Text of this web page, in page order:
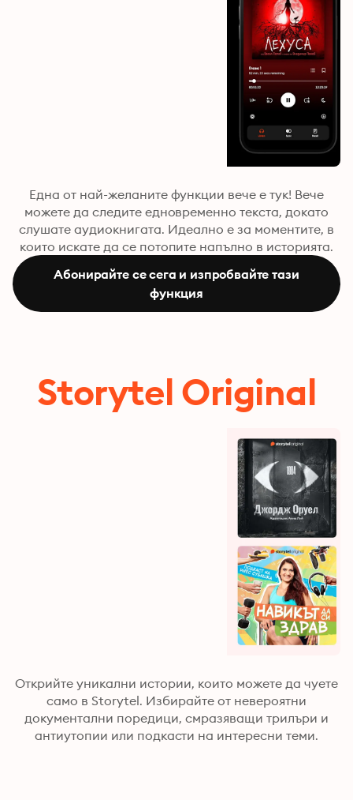
Една от най-желаните функции вече е тук! Вече
можете да следите едновременно текста, докато
слушате аудиокнигата. Идеално е за моментите, в
които искате да се потопите напълно в историята.
Абонирайте се сега и изпробвайте тази
функция
Storytel Original
Открийте уникални истории, които можете да чуете
само в Storytel. Избирайте от невероятни
документални поредици, смразяващи трилъри и
антиутопии или подкасти на интересни теми.